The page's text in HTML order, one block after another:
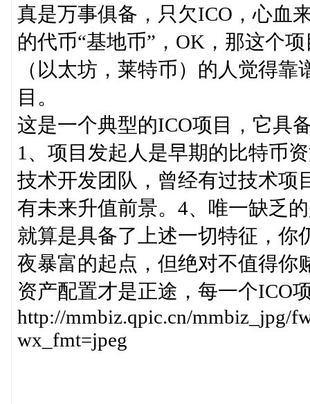
真是万事俱备，只欠ICO，心血
的代币“基地币”，OK，那这个
（以太坊，莱特币）的人觉得
目。
这是一个典型的ICO项目，它具
1、项目发起人是早期的比特币
技术开发团队，曾经有过技术项
有未来升值前景。4、唯一缺乏
就算是具备了上述一切特征，你
夜暴富的起点，但绝对不值得你
资产配置才是正途，每一个ICO
http://mmbiz.qpic.cn/mmbiz_jpg/
wx_fmt=jpeg